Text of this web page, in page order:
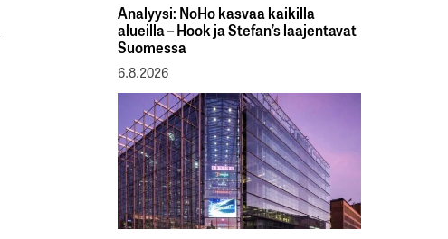
Analyysi: NoHo kasvaa kaikilla
alueilla – Hook ja Stefan’s laajentavat
Suomessa
6.8.2026